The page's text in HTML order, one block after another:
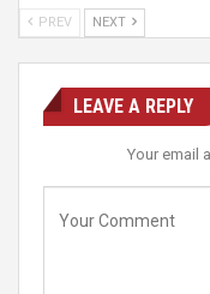
PREV NEXT
LEAVE A REPLY
Your email